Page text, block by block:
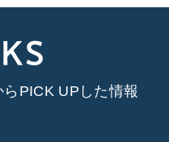
PICK UPした情報